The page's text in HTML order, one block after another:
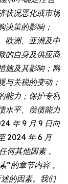
状况恶化或市场
决策的影响；
欧洲、亚洲及中
的自身及供应商
施及其影响；网
与关税的变动；
能力；保护专利
水平、偿债能力
年 9 月 9 日向
2024 年 6 月
何其他因素，
”的章节内容，
的因素。我们